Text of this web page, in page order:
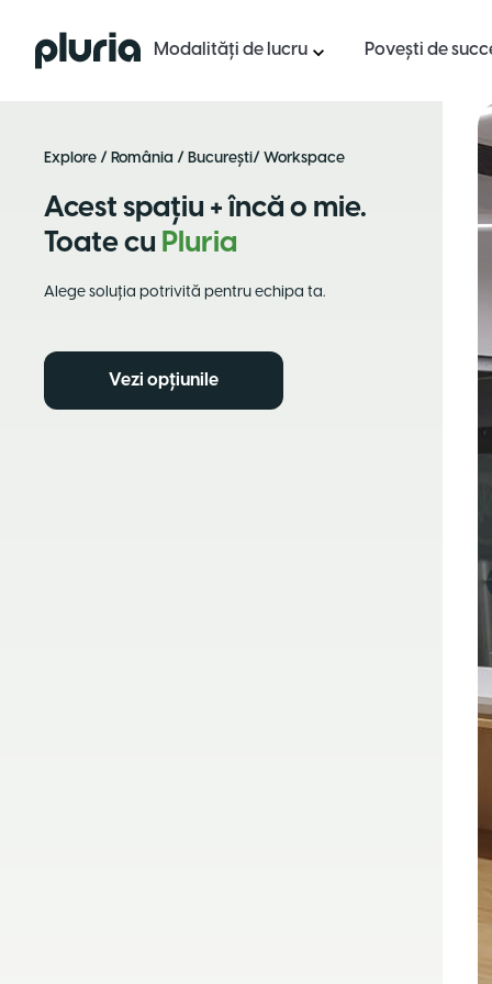
Logo Pluria Modalități de lucru Povești de
Explore / România / București/ Workspace
Acest spațiu + încă o mie.
Toate cu Pluria
Alege soluția potrivită pentru echipa ta.
Vezi opțiunile